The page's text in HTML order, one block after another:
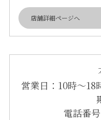
店舗詳細ページへ
営業日：10時～18
電話番号